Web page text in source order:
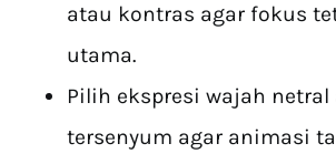
atau kontras agar fokus
utama.
Pilih ekspresi wajah
tersenyum agar animasi